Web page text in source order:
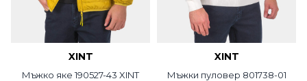
XINT
Мъжко яке 190527-43 XINT
XINT
Мъжки пуловер 801738-01